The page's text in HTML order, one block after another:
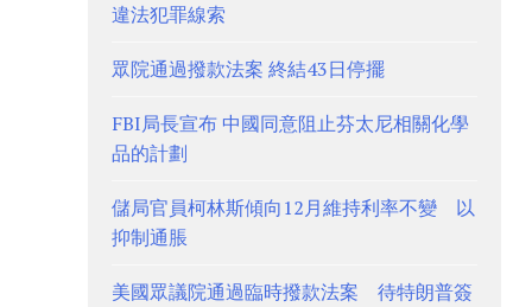
違法犯罪線索
眾院通過撥款法案 終結43日停擺
FBI局長宣布 中國同意阻止芬太尼相關化學
品的計劃
儲局官員柯林斯傾向12月維持利率不變 以
抑制通脹
美國眾議院通過臨時撥款法案 待特朗普簽